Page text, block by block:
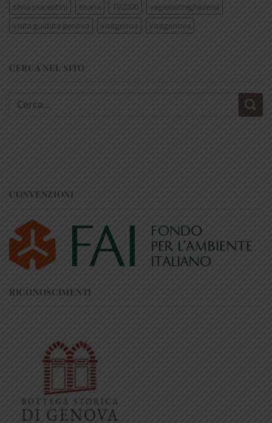
silvia piacentini tisana TV2000
vegiebotteghezena
visita guidata genova
visitgenoa visitgenova
CERCA NEL SITO
Cerca:
CONVENZIONI
RICONOSCIMENTI